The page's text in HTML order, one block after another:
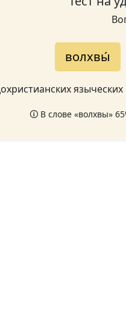
волхвы́
🛈 В слове «волхвы»